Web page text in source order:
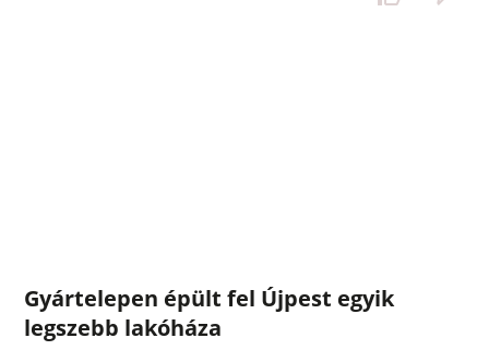
Gyártelepen épült fel Újpest egyik
legszebb lakóháza